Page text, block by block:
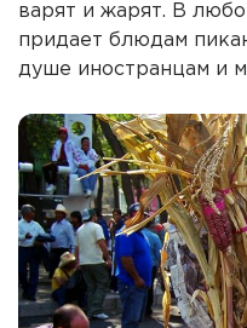
варят и жарят. В
придает блюдам
душе иностранцам и